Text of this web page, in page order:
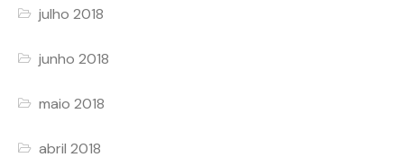
julho 2018
junho 2018
maio 2018
abril 2018